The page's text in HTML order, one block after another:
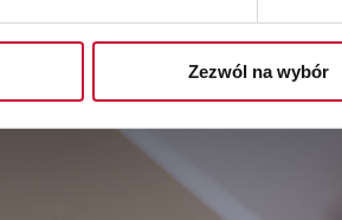
Zezwól na wybór
działania
więcej informacji.